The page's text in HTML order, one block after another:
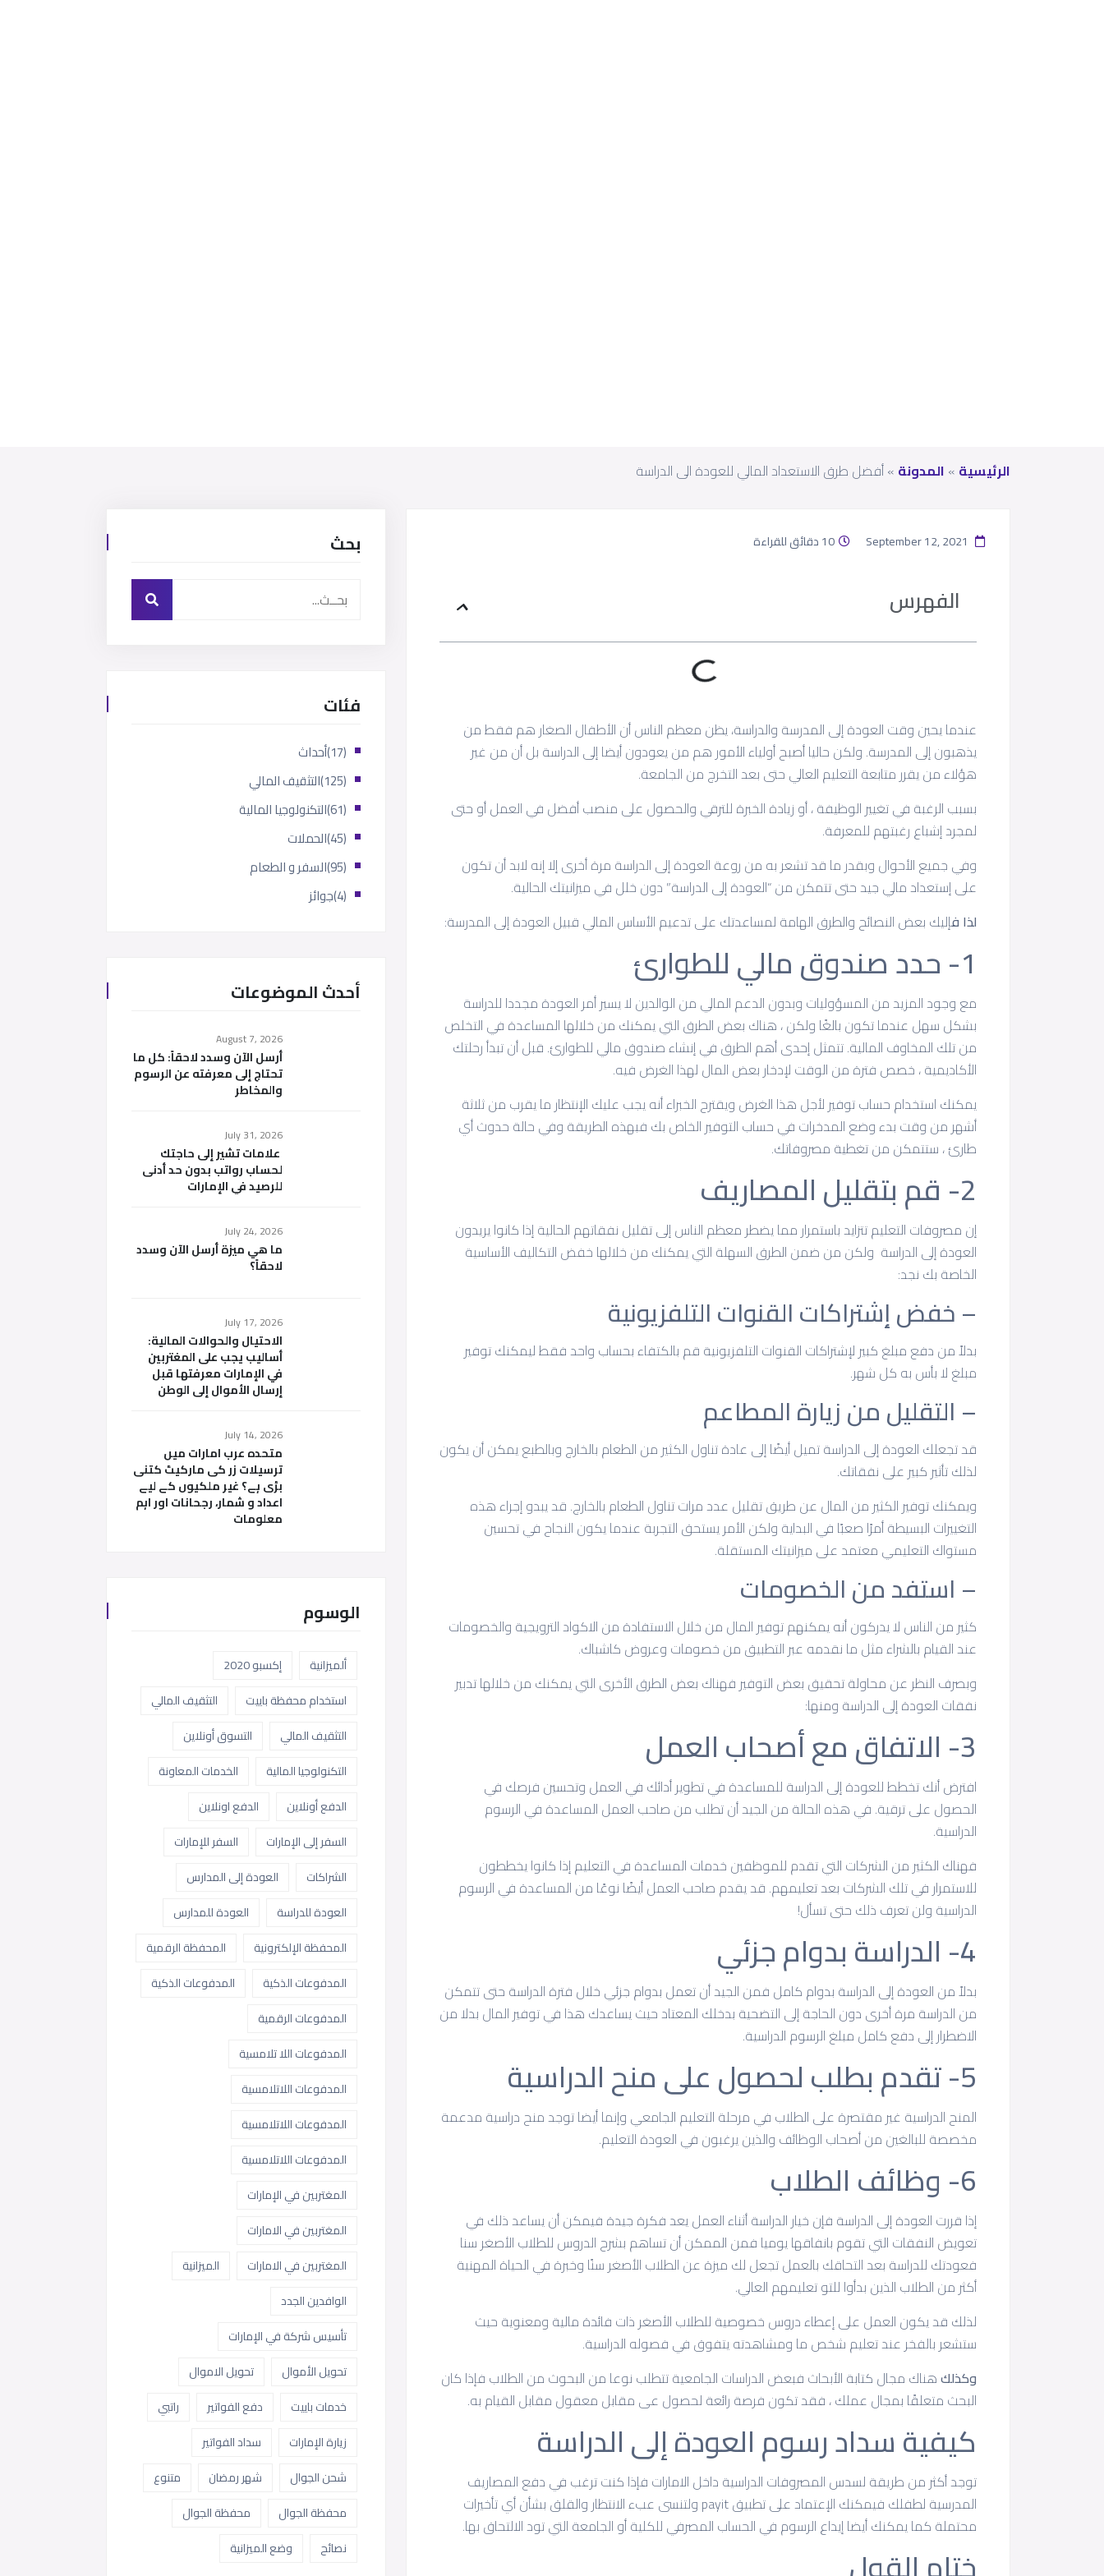
الرئيسية » المدونة »أفضل طرق الاستعداد المالي للعودة الى الدراسة
10 دقائق للقراءة
الفهرس
عندما يحين وقت العودة إلى المدرسة والدراسة، يظن معظم الناس أن الأطفال الصغار هم فقط من
يذهبون إلى المدرسة. ولكن حاليا أصبح أولياء الأمور هم من يعودون أيضا إلى الدراسة بل أن من غير
هؤلاء من يقرر متابعة التعليم العالي حتى بعد التخرج من الجامعة.
بسبب الرغبة في تغيير الوظيفة ، أو زيادة الخبرة للترقي والحصول على منصب أفضل في العمل أو حتى
لمجرد إشباع رغبتهم للمعرفة.
وفي جميع الأحوال وبقدر ما قد تشعر به من روعة العودة إلى الدراسة مرة أخرى إلا إنه لابد أن تكون
على إستعداد مالي جيد حتى تتمكن من “العودة إلى الدراسة” دون خلل في ميزانيتك الحالية.
لذا فإليك بعض النصائح والطرق الهامة لمساعدتك على تدعيم الأساس المالي قبيل العودة إلى المدرسة:
1- حدد صندوق مالي للطوارئ
مع وجود المزيد من المسؤوليات وبدون الدعم المالي من الوالدين لا يسير أمر العودة مجددا للدراسة
بشكل سهل عندما تكون بالغًا ولكن ، هناك بعض الطرق التي يمكنك من خلالها المساعدة في التخلص
من تلك المخاوف المالية. تتمثل إحدى أهم الطرق في إنشاء صندوق مالي للطوارئ. قبل أن تبدأ رحلتك
الأكاديمية ، خصص فترة من الوقت لإدخار بعض المال لهذا الغرض فيه.
يمكنك استخدام حساب توفير لأجل هذا الغرض ويقترح الخبراء أنه يجب عليك الإنتظار ما يقرب من ثلاثة
أشهر من وقت بدء وضع المدخرات في حساب التوفير الخاص بك فبهذه الطريقة وفي حالة حدوث أي
طارئ ، ستتمكن من تغطية مصروفاتك.
2- قم بتقليل المصاريف
إن مصروفات التعليم تتزايد باستمرار مما يضطر معظم الناس إلى تقليل نفقاتهم الحالية إذا كانوا يريدون
العودة إلى الدراسة ولكن من ضمن الطرق السهلة التي يمكنك من خلالها خفض التكاليف الأساسية
الخاصة بك نجد:
– خفض إشتراكات القنوات التلفزيونية
بدلاً من دفع مبلغ كبير لإشتراكات القنوات التلفزيونية قم بالكتفاء بحساب واحد فقط ليمكنك توفير
مبلغ لا بأس به كل شهر.
– التقليل من زيارة المطاعم
قد تجعلك العودة إلى الدراسة تميل أيضًا إلى عادة تناول الكثير من الطعام بالخارج وبالطبع يمكن أن يكون
لذلك تأثير كبير على نفقاتك.
ويمكنك توفير الكثير من المال عن طريق تقليل عدد مرات تناول الطعام بالخارج. قد يبدو إجراء هذه
التغييرات البسيطة أمرًا صعبًا في البداية ولكن الأمر يستحق التجربة عندما يكون النجاح في تحسين
مستواك التعليمي معتمد على ميزانيتك المستقلة.
– استفد من الخصومات
كثير من الناس لا يدركون أنه يمكنهم توفير المال من خلال الاستفادة من الاكواد الترويجية والخصومات
عند القيام بالشراء مثل ما نقدمه عبر التطبيق من خصومات وعروض كاشباك.
وبصرف النظر عن محاولة تحقيق بعض التوفير فهناك بعض الطرق الأخرى التي يمكنك من خلالها تدبير
نفقات العودة إلى الدراسة ومنها:
3- الاتفاق مع أصحاب العمل
افترض أنك تخطط للعودة إلى الدراسة للمساعدة في تطوير أدائك في العمل وتحسين فرصك في
الحصول على ترقية. في هذه الحالة من الجيد أن تطلب من صاحب العمل المساعدة في الرسوم
الدراسية.
فهناك الكثير من الشركات التي تقدم للموظفين خدمات المساعدة في التعليم إذا كانوا يخططون
للاستمرار في تلك الشركات بعد تعليمهم. قد يقدم صاحب العمل أيضًا نوعًا من المساعدة في الرسوم
الدراسية ولن تعرف ذلك حتى تسأل!
4- الدراسة بدوام جزئي
بدلاً من العودة إلى الدراسة بدوام كامل فمن الجيد أن تعمل بدوام جزئي خلال فترة الدراسة حتى تتمكن
من الدراسة مرة أخرى دون الحاجة إلى التضحية بدخلك المعتاد حيث يساعدك هذا في توفير المال بدلا من
الاضطرار إلى دفع كامل مبلغ الرسوم الدراسية.
5- تقدم بطلب لحصول على منح الدراسية
المنح الدراسية غير مقتصرة على الطلاب في مرحلة التعليم الجامعي وإنما أيضا توجد منح دراسية مدعمة
مخصصة للبالغين من أصحاب الوظائف والذين يرغبون في العودة التعليم.
6- وظائف الطلاب
إذا قررت العودة إلى الدراسة فإن خيار الدراسة أثناء العمل يعد فكرة جيدة فيمكن أن يساعد ذلك في
تعويض النفقات التي تقوم بانفاقها يوميا فمن الممكن أن تساهم بشرح الدروس للطلاب الأصغر سنا
فعودتك للدراسة بعد التحاقك بالعمل تجعل لك ميزة عن الطلاب الأصغر سنًا وخبرة في الحياة المهنية
أكثر من الطلاب الذين بدأوا للتو تعليمهم العالي.
لذلك قد يكون العمل على إعطاء دروس خصوصية للطلاب الأصغر ذات فائدة مالية ومعنوية حيث
ستشعر بالفخر عند تعليم شخص ما ومشاهدته يتفوق في فصوله الدراسية.
وكذلكهناك مجال كتابة الأبحاث فبعض الدراسات الجامعية تتطلب نوعا من البحوث من الطلاب فإذا كان
البحث متعلقًا بمجال عملك ، فقد تكون فرصة رائعة لحصول عى مقابل معقول مقابل القيام به.
كيفية سداد رسوم العودة إلى الدراسة
توجد أكثر من طريقة لسدس المصروفات الدراسية داخل الامارات فإذا كنت ترغب في دفع المصاريف
المدرسية لطفلك فيمكنك الإعتماد على تطبيق payit ولتنسى عبء الانتظار والقلق بشأن أي تأخيرات
محتملة كما يمكنك أيضا إيداع الرسوم في الحساب المصرفي للكلية أو الجامعة التي تود الالتحاق بها.
بحث
فئات
أحداث
(17)
التثقيف المالي
(125)
التكنولوجيا المالية
(61)
الحملات
(45)
السفر و الطعام
(95)
جوائز (4)
أحدث الموضوعات
August 7, 2026
أرسل الآن وسدد لاحقاً: كل ما
تحتاج إلى معرفته عن الرسوم
والمخاطر
July 31, 2026
علامات تشير إلى حاجتك
لحساب رواتب بدون حد أدنى
للرصيد في الإمارات
July 24, 2026
ما هي ميزة أرسل الآن وسدد
لاحقاً؟
July 17, 2026
الاحتيال والحوالات المالية:
أساليب يجب على المغتربين
في الإمارات معرفتها قبل
إرسال الأموال إلى الوطن
July 14, 2026
متحدہ عرب امارات میں
ترسیلات زر کی مارکیٹ کتنی
بڑی ہے؟ غیر ملکیوں کے لیے
اعداد و شمار، رجحانات اور اہم
معلومات
الوسوم
ألميزانية
إكسبو 2020
استخدام محفظة باييت
التثقيف المالي
التثقيف المالي
التسوق أونلاين
التكنولوجيا المالية
الخدمات المعاونة
الدفع أونلاين
الدفع اونلاين
السفر إلى الإمارات
السفر للإمارات
الشراكات
العودة إلى المدارس
العودة للدراسة
العودة للمدارس
المحفظة الإلكترونية
المحفظة الرقمية
المدفوعات الذكية
المدفوعات الذكية
المدفوعات الرقمية
المدفوعات اللا تلامسية
المدفوعات اللاتلامسية
المدفوعات اللاتلامسية
المدفوعات اللاتلامسية
المغتربين في الإمارات
المغتربين في الامارات
المغتربين في الامارات
الميزانية
الوافدين الجدد
تأسيس شركة في الإمارات
تحويل الأموال
تحويل الاموال
خدمات باييت
دفع الفواتير
راتبي
زيارة الإمارات
سداد الفواتير
شحن الجوال
شهر رمضان
متنوع
محفظة الجوال
محفظة الجوال
نصائح
وضع الميزانية